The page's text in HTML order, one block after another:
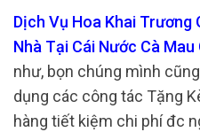
Dịch Vụ Hoa Khai Trương
Nhà Tại Cái Nước Cà
như, bọn chúng mình
dụng các công tác Tặng
hàng tiết kiệm chi phí đc